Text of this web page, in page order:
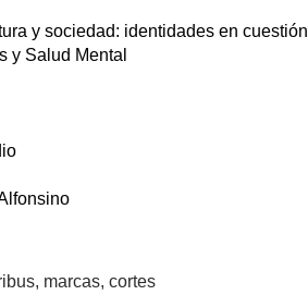
y sociedad: identidades en cuestión
y Salud Mental
marcas, cortes